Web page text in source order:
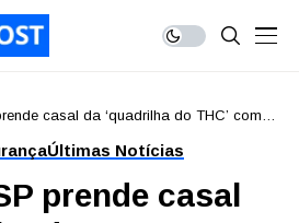
casal da ‘quadrilha do THC’ com
Últimas Notícias
prende casal